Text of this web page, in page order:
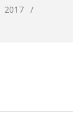
2017